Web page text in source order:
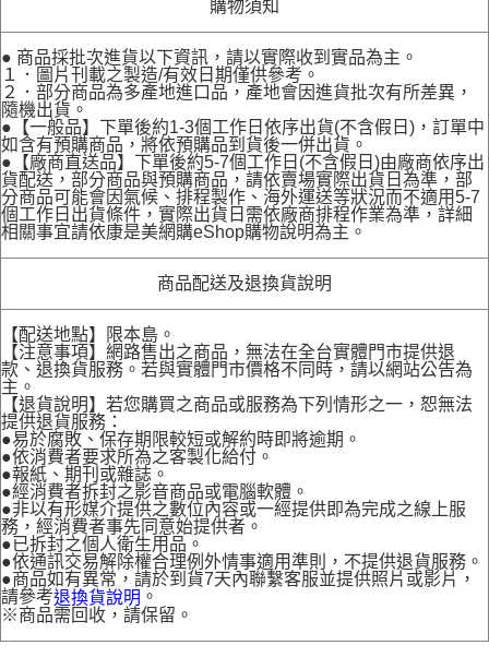
購物須知
● 商品採批次進貨以下資訊，請以實際收到實品為主。
１．圖片刊載之製造/有效日期僅供參考。
２．部分商品為多產地進口品，產地會因進貨批次有所差異，
隨機出貨。
●【一般品】下單後約1-3個工作日依序出貨(不含假日)，訂單中
如含有預購商品，將依預購品到貨後一併出貨。
●【廠商直送品】下單後約5-7個工作日(不含假日)由廠商依序出
貨配送，部分商品與預購商品，請依賣場實際出貨日為準，部
分商品可能會因氣候、排程製作、海外運送等狀況而不適用5-7
個工作日出貨條件，實際出貨日需依廠商排程作業為準，詳細
相關事宜請依康是美網購eShop購物說明為主。
商品配送及退換貨說明
【配送地點】限本島。
【注意事項】網路售出之商品，無法在全台實體門市提供退
款、退換貨服務。若與實體門市價格不同時，請以網站公告為
主。
【退貨說明】若您購買之商品或服務為下列情形之一，恕無法
提供退貨服務：
●易於腐敗、保存期限較短或解約時即將逾期。
●依消費者要求所為之客製化給付。
●報紙、期刊或雜誌。
●經消費者拆封之影音商品或電腦軟體。
●非以有形媒介提供之數位內容或一經提供即為完成之線上服
務，經消費者事先同意始提供者。
●已拆封之個人衛生用品。
●依通訊交易解除權合理例外情事適用準則，不提供退貨服務。
●商品如有異常，請於到貨7天內聯繫客服並提供照片或影片，
請參考退換貨說明 。
※商品需回收，請保留。